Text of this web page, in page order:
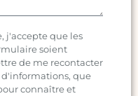
j'accepte que les
soient
de me recontacter
que
connaître et